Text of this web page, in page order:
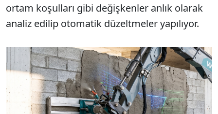
ortam koşulları gibi değişkenler anlık olarak
analiz edilip otomatik düzeltmeler yapılıyor.